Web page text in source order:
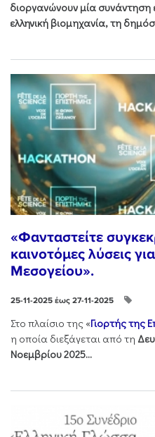
διοργανώνουν μία
ελληνική βιομηχανία, τη
«Φανταστείτε
καινοτόμες λύσεις
Μεσογείου».
25-11-2025 έως 27-11-2025
Στo πλαίσιo της «Γιορτής της
η οποία διεξάγεται από τη
Νοεμβρίου 2025...